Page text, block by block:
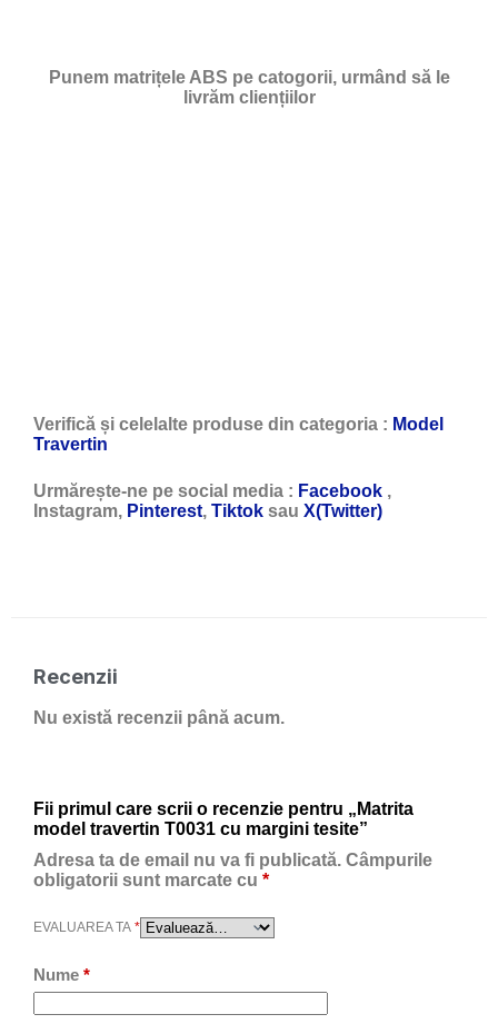
Punem matrițele ABS pe catogorii, urmând să le
livrăm cliențiilor
Verifică și celelalte produse din categoria : Model
Travertin
Urmărește-ne pe social media : Facebook ,
Instagram, Pinterest, Tiktok sau X(Twitter)
Recenzii
Nu există recenzii până acum.
Fii primul care scrii o recenzie pentru „Matrita
model travertin T0031 cu margini tesite”
Adresa ta de email nu va fi publicată. Câmpurile
obligatorii sunt marcate cu *
EVALUAREA TA *
Nume *